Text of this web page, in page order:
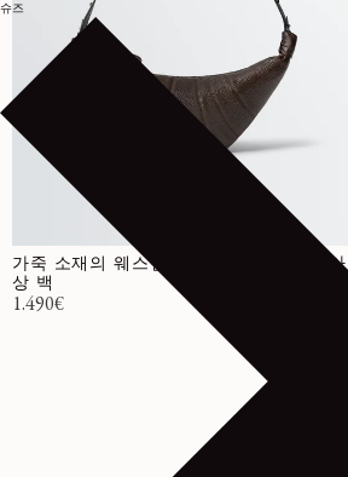
슈즈
가죽 소재의 웨스턴 스터드 미디엄 크루아
상 백
정가
1.490€